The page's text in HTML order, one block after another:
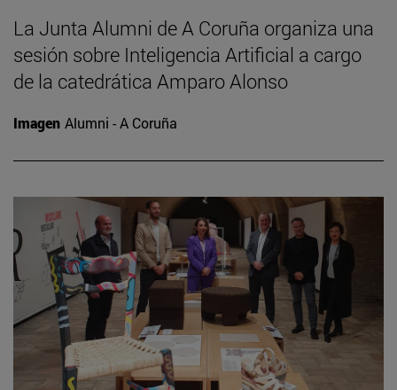
La Junta Alumni de A Coruña organiza una
sesión sobre Inteligencia Artificial a cargo
de la catedrática Amparo Alonso
Imagen Alumni - A Coruña